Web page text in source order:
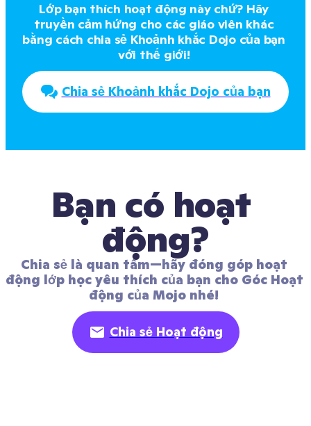
Lớp bạn thích hoạt động này chứ? Hãy
truyền cảm hứng cho các giáo viên khác
bằng cách chia sẻ Khoảnh khắc Dojo của bạn
với thế giới!
Chia sẻ Khoảnh khắc Dojo của bạn
Bạn có hoạt
động?
Chia sẻ là quan tâm—hãy đóng góp hoạt
động lớp học yêu thích của bạn cho Góc Hoạt
động của Mojo nhé!
Chia sẻ Hoạt động